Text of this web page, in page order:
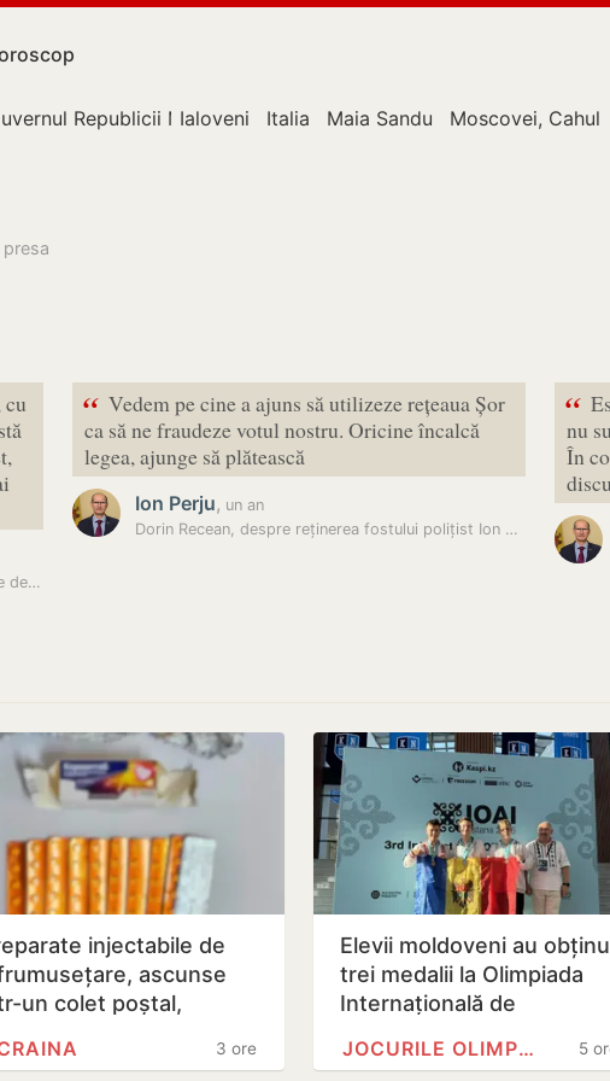
Republicii Moldova
Ialoveni Italia Maia Sandu Moscovei, Cahul
Socialiștii propun majorarea Fondului național de dezvoltare a…
“ Vedem pe cine a ajuns să utilizeze rețeaua Șor
ca să ne fraudeze votul nostru. Oricine încalcă
legea, ajunge să plătească
Ion Perju, un an
Dorin Recean, despre reținerea fostului polițist Ion Perju: „Vedem pe…
“
nu
În
injectabile de
ascunse
un colet poștal,
3 ore
Elevii moldoveni au
trei medalii la Olimpiada
Internațională de
5
JOCURILE OLIMPICE